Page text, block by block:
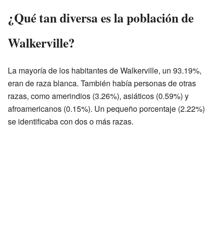
¿Qué tan diversa es la población de
Walkerville?
La mayoría de los habitantes de Walkerville, un 93.19%,
eran de raza blanca. También había personas de otras
razas, como amerindios (3.26%), asiáticos (0.59%) y
afroamericanos (0.15%). Un pequeño porcentaje (2.22%)
se identificaba con dos o más razas.